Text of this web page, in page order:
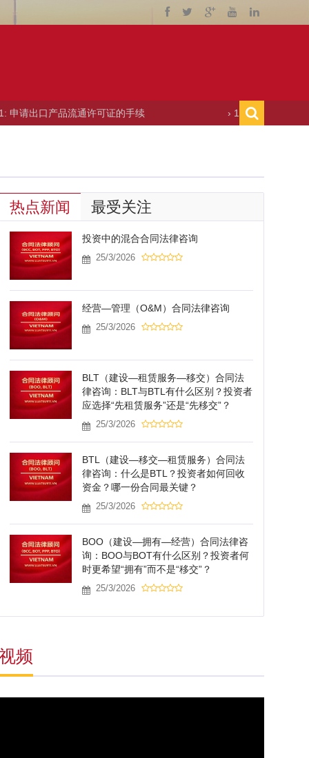
许可证的手续 › 10/06/2011: 举办贸易博览会的许
热点新闻 最受关注
投资中的混合合同法律咨询
25/3/2026
经营—管理（O&M）合同法律咨询
25/3/2026
BLT（建设—租赁服务—移交）合同法
律咨询：BLT与BTL有什么区别？投资者
应选择“先租赁服务”还是“先移交”？
25/3/2026
BTL（建设—移交—租赁服务）合同法
律咨询：什么是BTL？投资者如何回收
资金？哪一份合同最关键？
25/3/2026
BOO（建设—拥有—经营）合同法律咨
询：BOO与BOT有什么区别？投资者何
时更希望“拥有”而不是“移交”？
25/3/2026
频